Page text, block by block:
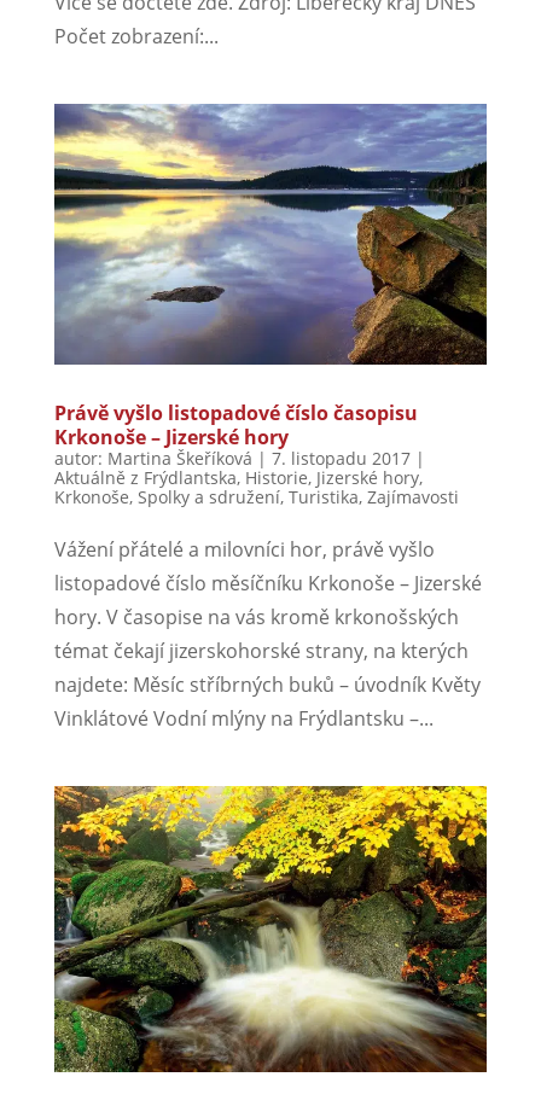
Počet zobrazení:...
Právě vyšlo listopadové číslo časopisu
Krkonoše – Jizerské hory
autor: Martina Škeříková | 7. listopadu 2017|
Aktuálně z Frýdlantska, Historie, Jizerské hory,
Krkonoše, Spolky a sdružení, Turistika, Zajímavosti
Vážení přátelé a milovníci hor, právě vyšlo
listopadové číslo měsíčníku Krkonoše – Jizerské
hory. V časopise na vás kromě krkonošských
témat čekají jizerskohorské strany, na kterých
najdete: Měsíc stříbrných buků – úvodník Květy
Vinklátové Vodní mlýny na Frýdlantsku –...